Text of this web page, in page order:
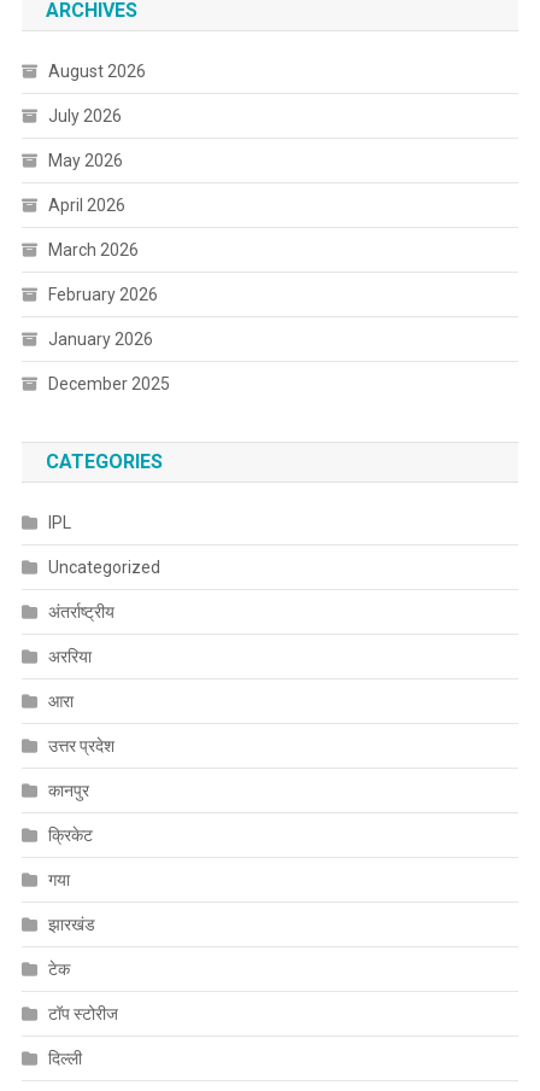
ARCHIVES
August 2026
July 2026
May 2026
April 2026
March 2026
February 2026
January 2026
December 2025
CATEGORIES
IPL
Uncategorized
अंतर्राष्ट्रीय
अररिया
आरा
उत्तर प्रदेश
कानपुर
क्रिकेट
गया
झारखंड
टेक
टॉप स्टोरीज
दिल्ली